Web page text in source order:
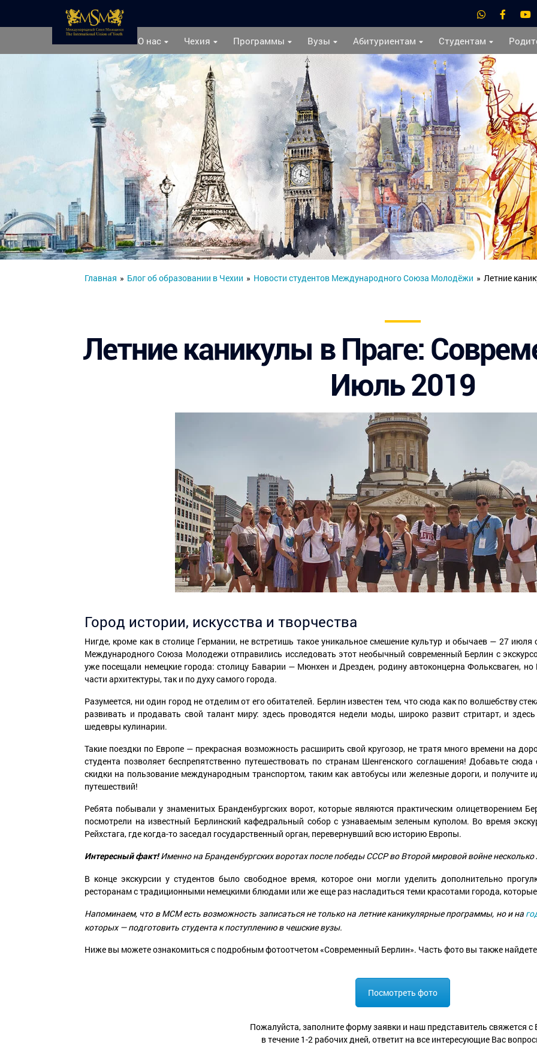
О нас Чехия Программы Вузы Абитуриентам Студентам
Главная » Блог об образовании в Чехии » Новости студентов Международного Союза Молодёжи » Летние
Летние каникулы в Праге:
Июль 2019
Город истории, искусства и творчества
Нигде, кроме как в cтолице Германии, не встретишь такое уникальное смешение культур и обычаев — 27
Международного Союза Молодежи отправились исследовать этот необычный современный Берлин с
уже посещали немецкие города: столицу Баварии — Мюнхен и Дрезден, родину автоконцерна Фольксваген,
части архитектуры, так и по духу самого города.
Разумеется, ни один город не отделим от его обитателей. Берлин известен тем, что сюда как по волшебству
развивать и продавать свой талант миру: здесь проводятся недели моды, широко развит стритарт, и
шедевры кулинарии.
Такие поездки по Европе — прекрасная возможность расширить свой кругозор, не тратя много времени на
студента позволяет беспрепятственно путешествовать по странам Шенгенского соглашения! Добавьте
скидки на пользование международным транспортом, таким как автобусы или железные дороги, и получите
путешествий!
Ребята побывали у знаменитых Бранденбургских ворот, которые являются практическим олицетворением
посмотрели на известный Берлинский кафедральный собор с узнаваемым зеленым куполом. Во время
Рейхстага, где когда-то заседал государственный орган, перевернувший всю историю Европы.
Интересный факт!Именно на Бранденбургских воротах после победы СССР во Второй мировой войне несколько
В конце экскурсии у студентов было свободное время, которое они могли уделить дополнительно
ресторанам с традиционными немецкими блюдами или же еще раз насладиться теми красотами города,
Напоминаем, что в МСМ есть возможность записаться не только на летние каникулярные программы, но и на
которых — подготовить студента к поступлению в чешские вузы.
Ниже вы можете ознакомиться с подробным фотоотчетом «Современный Берлин». Часть фото вы также
Посмотреть фото
Пожалуйста, заполните форму заявки и наш представитель свяжется с
в течение 1-2 рабочих дней, ответит на все интересующие Вас